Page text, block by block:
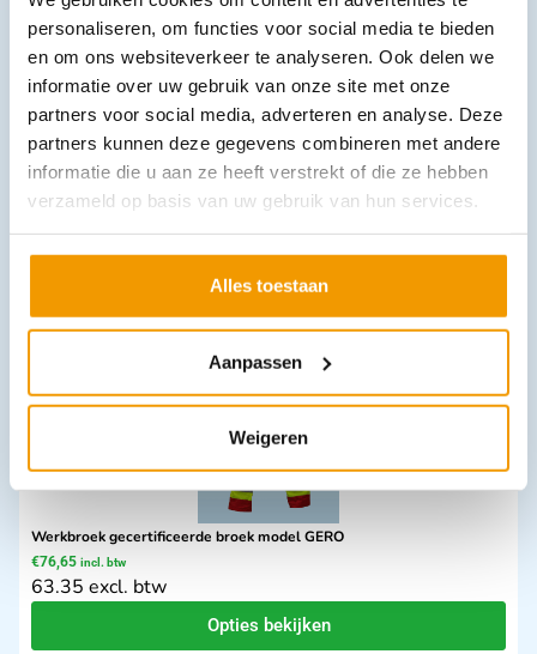
personaliseren, om functies voor social media te bieden
en om ons websiteverkeer te analyseren. Ook delen we
informatie over uw gebruik van onze site met onze
partners voor social media, adverteren en analyse. Deze
partners kunnen deze gegevens combineren met andere
informatie die u aan ze heeft verstrekt of die ze hebben
verzameld op basis van uw gebruik van hun services.
Alles toestaan
Aanpassen
Weigeren
Ambulance pantalon kleur enamel blue maat 60
€ 36,30 incl. btw
30 excl. btw
Uitverkocht
Werkbroek gecertificeerde broek model GERO
€76,65 incl. btw
63.35 excl. btw
Opties bekijken